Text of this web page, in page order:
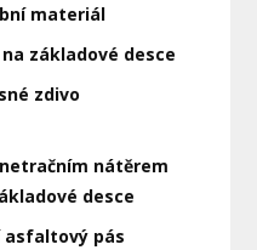
materiál
základové desce
zdivo
nátěrem
desce
pás